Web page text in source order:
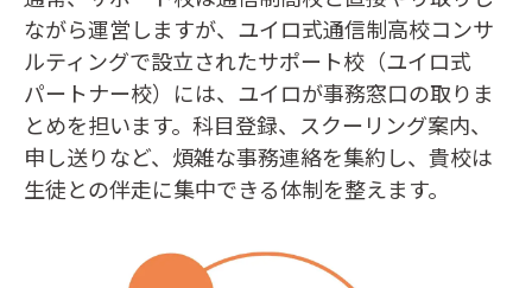
ながら運営しますが、ユイロ式通信制高校コンサ
ルティングで設立されたサポート校（ユイロ式
パートナー校）には、ユイロが事務窓口の取りま
とめを担います。科目登録、スクーリング案内、
申し送りなど、煩雑な事務連絡を集約し、貴校は
生徒との伴走に集中できる体制を整えます。